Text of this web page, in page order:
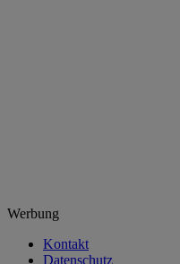
Werbung
Kontakt
Datenschutz